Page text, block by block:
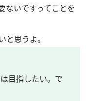
ないですってことを
思うよ。
目指したい。で